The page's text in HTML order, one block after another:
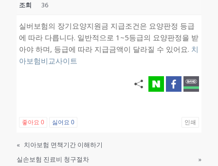
조회 36
실버보험의 장기요양지원금 지급조건은 요양판정 등급
에 따라 다릅니다. 일반적으로 1~5등급의 요양판정을 받
아야 하며, 등급에 따라 지급금액이 달라질 수 있어요. 치
아보험비교사이트
좋아요 0 싫어요 0 인쇄
« 치아보험 면책기간 이해하기
실손보험 진료비 청구절차
»